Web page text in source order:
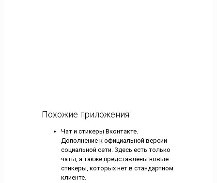
Похожие приложения:
Чат и стикеры Вконтакте.
Дополнение к официальной версии
социальной сети. Здесь есть только
чаты, а также представлены новые
стикеры, которых нет в стандартном
клиенте.